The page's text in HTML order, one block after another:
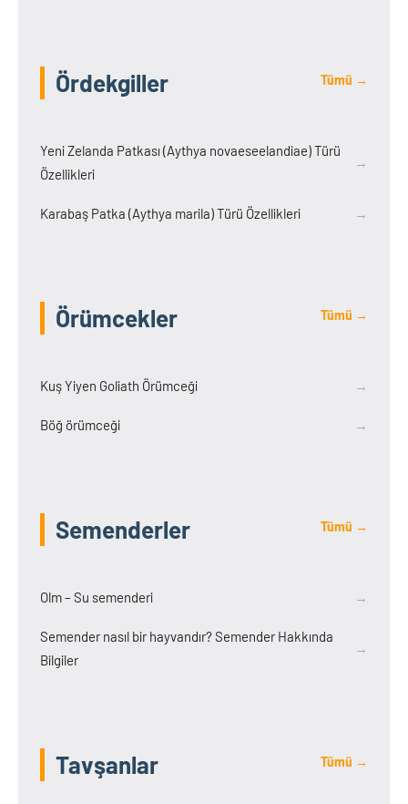
Ördekgiller Tümü →
Yeni Zelanda Patkası (Aythya novaeseelandiae) Türü
Özellikleri
→
Karabaş Patka (Aythya marila) Türü Özellikleri →
Örümcekler Tümü →
Kuş Yiyen Goliath Örümceği →
Böğ örümceği →
Semenderler Tümü →
Olm – Su semenderi →
Semender nasıl bir hayvandır? Semender Hakkında
Bilgiler
→
Tavşanlar Tümü →